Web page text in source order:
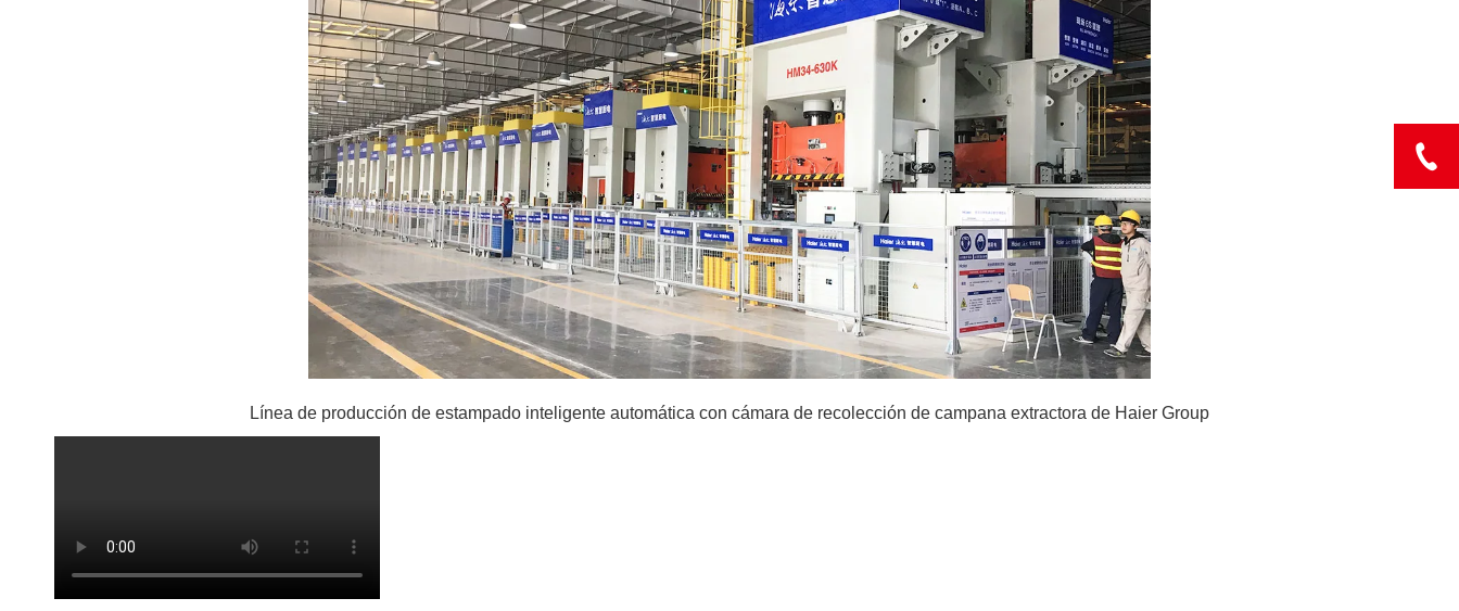
Línea de producción de estampado inteligente automática con cámara de recolección de campana extractora de Haier Group